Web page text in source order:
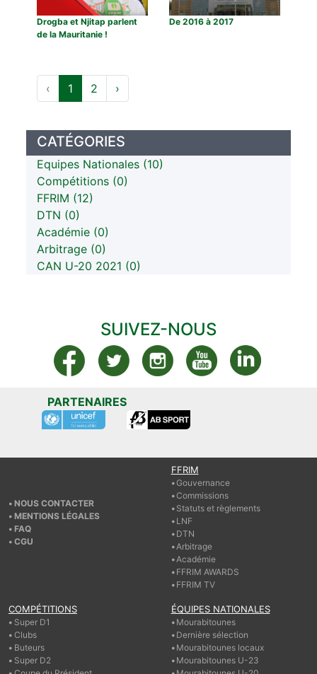
Drogba et Njitap parlent
de la Mauritanie !
De 2016 à 2017
‹ 1 2 ›
CATÉGORIES
Equipes Nationales (10)
Compétitions (0)
FFRIM (12)
DTN (0)
Académie (0)
Arbitrage (0)
CAN U-20 2021 (0)
SUIVEZ-NOUS
PARTENAIRES
NOUS CONTACTER
MENTIONS LÉGALES
FAQ
CGU
FFRIM
Gouvernance
Commissions
Statuts et règlements
LNF
DTN
Arbitrage
Académie
FFRIM AWARDS
FFRIM TV
COMPÉTITIONS
Super D1
Clubs
Buteurs
Super D2
ÉQUIPES NATIONALES
Mourabitounes
Dernière sélection
Mourabitounes locaux
Mourabitounes U-23